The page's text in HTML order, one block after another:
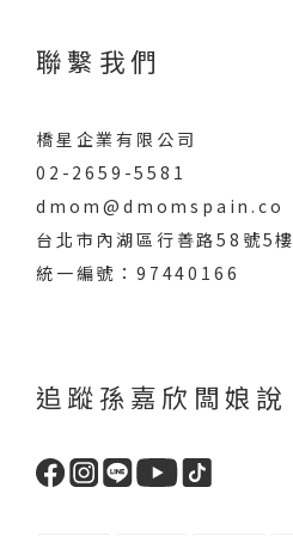
聯繫我們
橋星企業有限公司
02-2659-5581
dmom@dmomspain.co
台北市內湖區行善路58號5樓
統一編號：97440166
追蹤孫嘉欣闆娘說